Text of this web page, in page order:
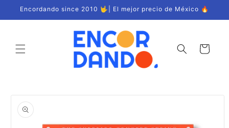
directamente
al contenido
Encordando since 2010 🤟| El mejor precio de México 🔥
Carrito
directamente
información
del producto